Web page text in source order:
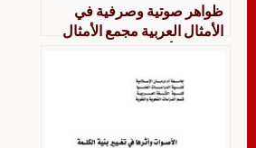
ظواهر صوتية وصرفية في
الأمثال العربية مجمع الأمثال